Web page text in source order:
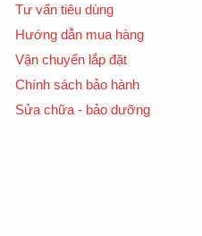
Tư vấn tiêu dùng
Hướng dẫn mua hàng
Vận chuyển lắp đặt
Chính sách bảo hành
Sửa chữa - bảo dưỡng